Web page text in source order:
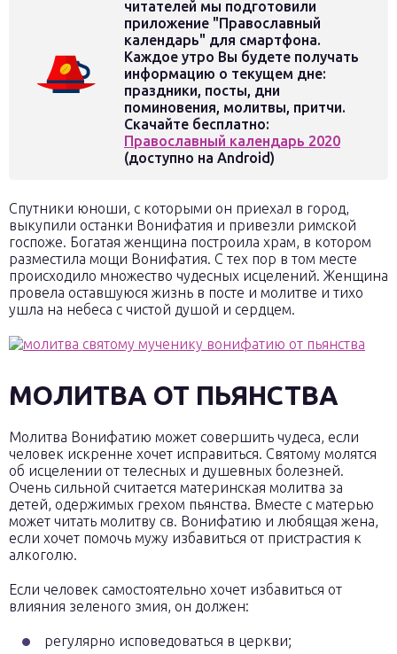
читателей мы подготовили
приложение "Православный
календарь" для смартфона.
Каждое утро Вы будете получать
информацию о текущем дне:
праздники, посты, дни
поминовения, молитвы, притчи.
Скачайте бесплатно:
Православный календарь 2020
(доступно на Android)
Спутники юноши, с которыми он приехал в город,
выкупили останки Вонифатия и привезли римской
госпоже. Богатая женщина построила храм, в котором
разместила мощи Вонифатия. С тех пор в том месте
происходило множество чудесных исцелений. Женщина
провела оставшуюся жизнь в посте и молитве и тихо
ушла на небеса с чистой душой и сердцем.
МОЛИТВА ОТ ПЬЯНСТВА
Молитва Вонифатию может совершить чудеса, если
человек искренне хочет исправиться. Святому молятся
об исцелении от телесных и душевных болезней.
Очень сильной считается материнская молитва за
детей, одержимых грехом пьянства. Вместе с матерью
может читать молитву св. Вонифатию и любящая жена,
если хочет помочь мужу избавиться от пристрастия к
алкоголю.
Если человек самостоятельно хочет избавиться от
влияния зеленого змия, он должен:
регулярно исповедоваться в церкви;